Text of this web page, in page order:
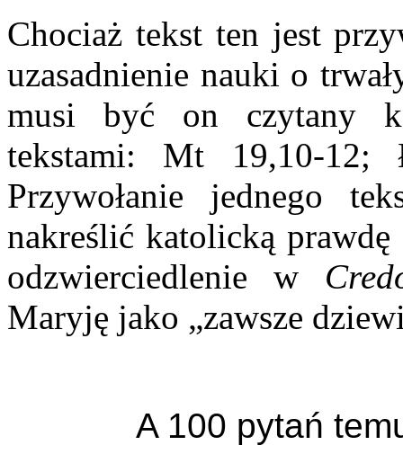
Chociaż tekst ten jest
uzasadnienie nauki o
musi być on czytany
tekstami: Mt 19,10-
Przywołanie jednego
nakreślić katolicką prawdę
odzwierciedlenie w
Maryję jako „zawsze
A 100 pytań